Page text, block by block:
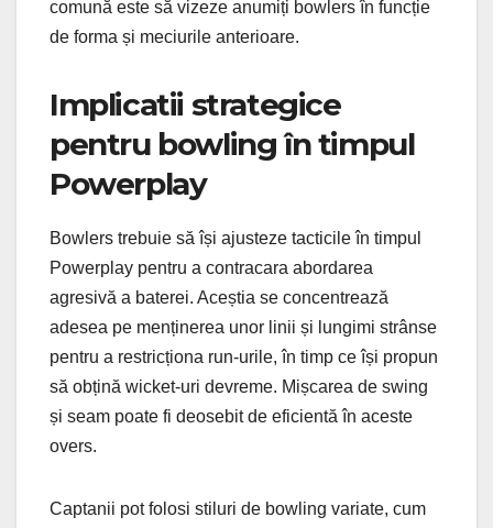
comună este să vizeze anumiți bowlers în funcție
de forma și meciurile anterioare.
Implicatii strategice
pentru bowling în timpul
Powerplay
Bowlers trebuie să își ajusteze tacticile în timpul
Powerplay pentru a contracara abordarea
agresivă a baterei. Aceștia se concentrează
adesea pe menținerea unor linii și lungimi strânse
pentru a restricționa run-urile, în timp ce își propun
să obțină wicket-uri devreme. Mișcarea de swing
și seam poate fi deosebit de eficientă în aceste
overs.
Captanii pot folosi stiluri de bowling variate, cum